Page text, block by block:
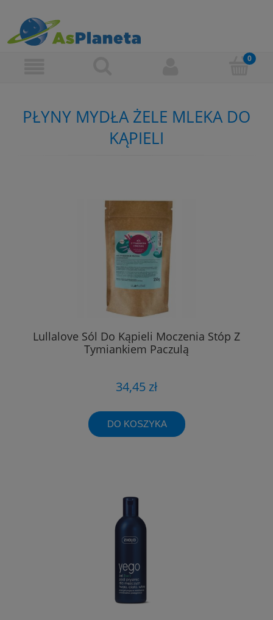
PŁYNY MYDŁA ŻELE MLEKA DO
KĄPIELI
Lullalove Sól Do Kąpieli Moczenia Stóp Z
Tymiankiem Paczulą
34,45 zł
DO KOSZYKA